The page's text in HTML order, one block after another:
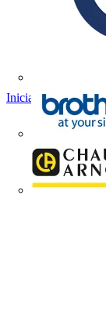
Iniciar sesión